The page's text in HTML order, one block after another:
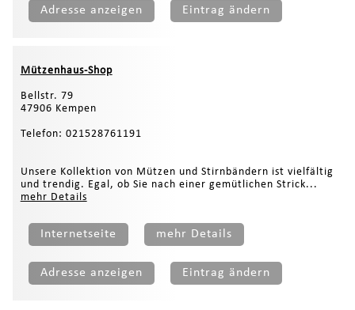
Adresse anzeigen Eintrag ändern
Mützenhaus-Shop
Bellstr. 79
47906 Kempen
Telefon: 021528761191
Unsere Kollektion von Mützen und Stirnbändern ist vielfältig
und trendig. Egal, ob Sie nach einer gemütlichen Strick...
mehr Details
Internetseite mehr Details
Adresse anzeigen Eintrag ändern